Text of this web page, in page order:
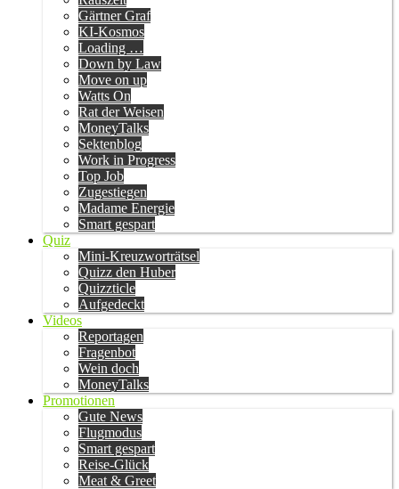
Gärtner Graf
KI-Kosmos
Loading …
Down by Law
Move on up
Watts On
Rat der Weisen
MoneyTalks
Sektenblog
Work in Progress
Top Job
Zugestiegen
Madame Energie
Smart gespart
Quiz
Mini-Kreuzworträtsel
Quizz den Huber
Quizzticle
Aufgedeckt
Videos
Reportagen
Fragenbot
Wein doch
MoneyTalks
Promotionen
Gute News
Flugmodus
Smart gespart
Reise-Glück
Meat & Greet